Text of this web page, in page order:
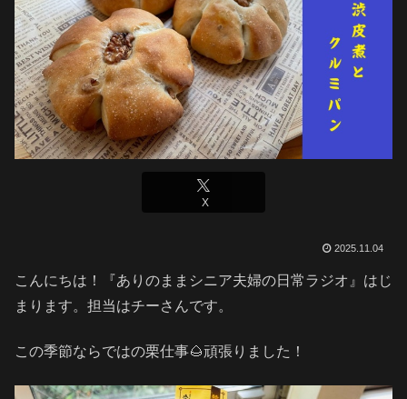
X
2025.11.04
こんにちは！『ありのままシニア夫婦の日常ラジオ』はじ
まります。担当はチーさんです。
この季節ならではの栗仕事🌰頑張りました！